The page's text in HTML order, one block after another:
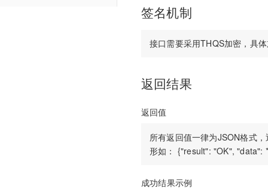
签名机制
返回结果
返回值
所有返回值一律为JSON格式
成功结果示例